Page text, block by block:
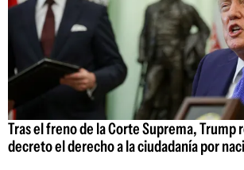
Tras el freno de la Corte Suprema, Trump
decreto el derecho a la ciudadanía por